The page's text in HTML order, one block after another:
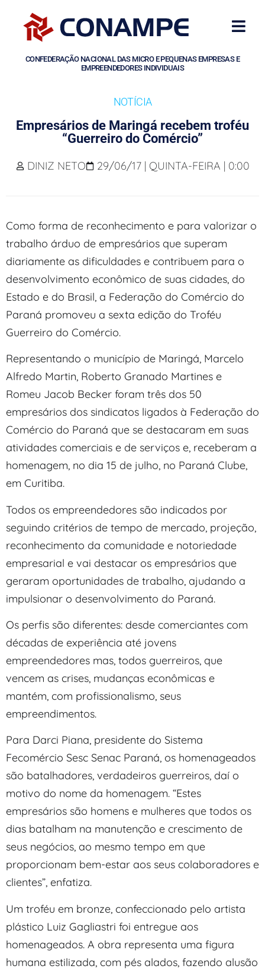
CONFEDERAÇÃO NACIONAL DAS MICRO E PEQUENAS EMPRESAS E
EMPREENDEDORES INDIVIDUAIS
NOTÍCIA
Empresários de Maringá recebem troféu
“Guerreiro do Comércio”
DINIZ NETO 29/06/17 | QUINTA-FEIRA | 0:00
Como forma de reconhecimento e para valorizar o
trabalho árduo de empresários que superam
diariamente as dificuldades e contribuem para o
desenvolvimento econômico de suas cidades, do
Estado e do Brasil, a Federação do Comércio do
Paraná promoveu a sexta edição do Troféu
Guerreiro do Comércio.
Representando o município de Maringá, Marcelo
Alfredo Martin, Roberto Granado Martines e
Romeu Jacob Becker foram três dos 50
empresários dos sindicatos ligados à Federação do
Comércio do Paraná que se destacaram em suas
atividades comerciais e de serviços e, receberam a
homenagem, no dia 15 de julho, no Paraná Clube,
em Curitiba.
Todos os empreendedores são indicados por
seguindo critérios de tempo de mercado, projeção,
reconhecimento da comunidade e notoriedade
empresarial e vai destacar os empresários que
geraram oportunidades de trabalho, ajudando a
impulsionar o desenvolvimento do Paraná.
Os perfis são diferentes: desde comerciantes com
décadas de experiência até jovens
empreendedores mas, todos guerreiros, que
vencem as crises, mudanças econômicas e
mantém, com profissionalismo, seus
empreendimentos.
Para Darci Piana, presidente do Sistema
Fecomércio Sesc Senac Paraná, os homenageados
são batalhadores, verdadeiros guerreiros, daí o
motivo do nome da homenagem. “Estes
empresários são homens e mulheres que todos os
dias batalham na manutenção e crescimento de
seus negócios, ao mesmo tempo em que
proporcionam bem-estar aos seus colaboradores e
clientes”, enfatiza.
Um troféu em bronze, confeccionado pelo artista
plástico Luiz Gagliastri foi entregue aos
homenageados. A obra representa uma figura
humana estilizada, com pés alados, fazendo alusão